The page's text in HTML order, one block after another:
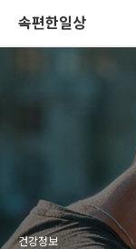
속편한일상
건강정보